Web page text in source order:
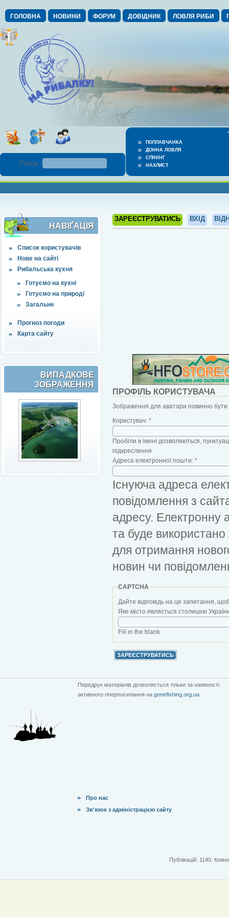
ГОЛОВНА НОВИНИ ФОРУМ ДОВІДНИК ЛОВЛЯ РИБИ
ПОПЛАВЧАНКА
ДОННА ЛОВЛЯ
СПІНІНГ
НАХЛИСТ
Пошук :
НАВІҐАЦІЯ
Список користувачів
Нове на сайті
Рибальська кухня
Готуємо на кухні
Готуємо на природі
Загальне
Прогноз погоди
Карта сайту
ВИПАДКОВЕ
ЗОБРАЖЕННЯ
ЗАРЕЄСТРУВАТИСЬ ВХІД
ПРОФІЛЬ КОРИСТУВАЧА
Зображення для аватари повинно бути
Користувач: *
Пробіли в імені дозволяються,
підкреслення.
Адреса електронної пошти: *
Існуюча адреса
повідомлення з
адресу. Електронну
та буде
для отримання
новин чи
CAPTCHA
Дайте відповідь на це запитання,
Яке місто являється столицею
Fill in the blank
Передрук матеріалів дозволяється тільки за наявності
активного гіперпосилання на gonefishing.org.ua
Про нас
Зв'язок з адміністрацією сайту
Публікацій: 1140.